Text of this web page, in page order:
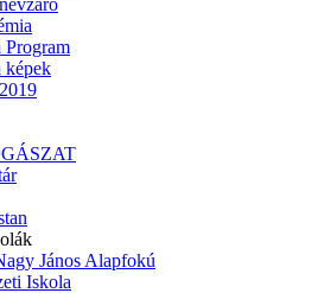
Program
képek
János Alapfokú
Iskola